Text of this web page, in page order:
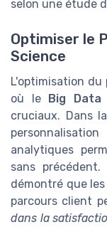
selon une étude
Optimiser le
Science
L'optimisation
où le Big Data
cruciaux. Dans
analytiques
sans
démontré que
parcours client
dans la